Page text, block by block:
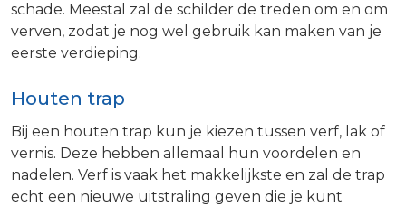
schade. Meestal zal de schilder de treden om en om
verven, zodat je nog wel gebruik kan maken van je
eerste verdieping.
Houten trap
Bij een houten trap kun je kiezen tussen verf, lak of
vernis. Deze hebben allemaal hun voordelen en
nadelen. Verf is vaak het makkelijkste en zal de trap
echt een nieuwe uitstraling geven die je kunt